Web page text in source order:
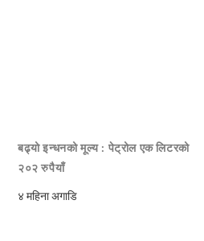
बढ्यो इन्धनको मूल्य : पेट्रोल एक लिटरको
२०२ रुपैयाँ
४ महिना अगाडि